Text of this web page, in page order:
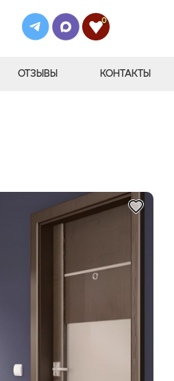
0
ОТЗЫВЫ КОНТАКТЫ